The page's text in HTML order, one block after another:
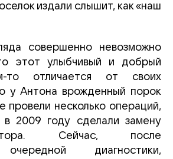
издали слышит, как «наш
совершенно невозможно
этот улыбчивый и добрый
то отличается от своих
у Антона врожденный порок
провели несколько операций,
в 2009 году сделали замену
Сейчас, после
диагностики,